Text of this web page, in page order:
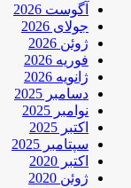
آگوست 2026
جولای 2026
ژوئن 2026
فوریه 2026
ژانویه 2026
دسامبر 2025
نوامبر 2025
اکتبر 2025
سپتامبر 2025
اکتبر 2020
ژوئن 2020